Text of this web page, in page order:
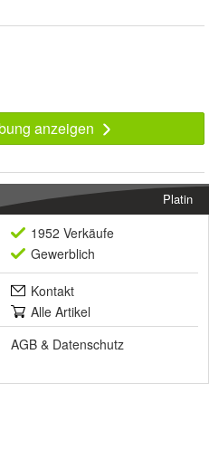
anzeigen
Platin
1952 Verkäufe
Gewerblich
Kontakt
Alle Artikel
AGB & Datenschutz